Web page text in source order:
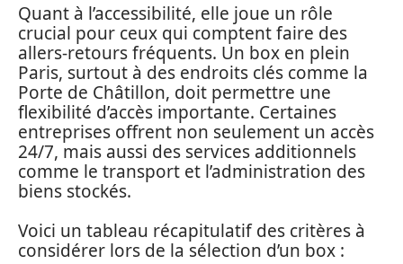
Quant à l’accessibilité, elle joue un rôle
crucial pour ceux qui comptent faire des
allers-retours fréquents. Un box en plein
Paris, surtout à des endroits clés comme la
Porte de Châtillon, doit permettre une
flexibilité d’accès importante. Certaines
entreprises offrent non seulement un accès
24/7, mais aussi des services additionnels
comme le transport et l’administration des
biens stockés.
Voici un tableau récapitulatif des critères à
considérer lors de la sélection d’un box :